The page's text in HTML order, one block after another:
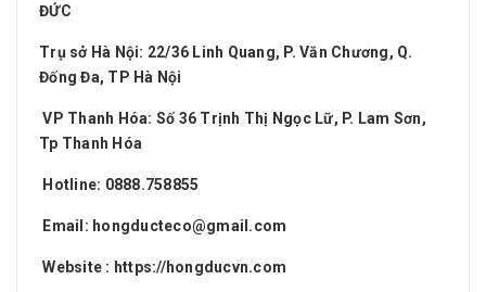
ĐỨC
Trụ sở Hà Nội: 22/36 Linh Quang, P. Văn Chương, Q.
Đống Đa, TP Hà Nội
VP Thanh Hóa: Số 36 Trịnh Thị Ngọc Lữ, P. Lam Sơn,
Tp Thanh Hóa
Hotline: 0888.758855
Email: hongducteco@gmail.com
Website : https://hongducvn.com